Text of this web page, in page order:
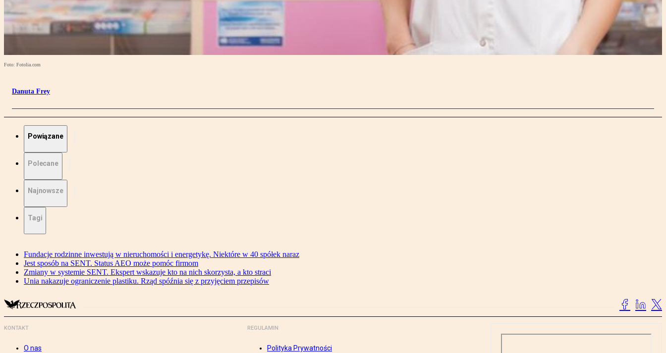
Foto: Fotolia.com
Danuta Frey
Powiązane
Polecane
Najnowsze
Tagi
Fundacje rodzinne inwestują w nieruchomości i energetykę. Niektóre w 40 spółek naraz
Jest sposób na SENT. Status AEO może pomóc firmom
Zmiany w systemie SENT. Ekspert wskazuje kto na nich skorzysta, a kto straci
Unia nakazuje ograniczenie plastiku. Rząd spóźnia się z przyjęciem przepisów
KONTAKT
O nas
REGULAMIN
Polityka Prywatności